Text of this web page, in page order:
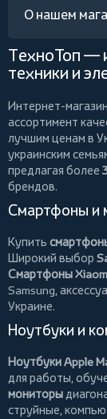
О нашем
ТехноТоп —
техники и
Интернет-магазин
ассортимент
лучшим ценам в
украинским
предлагая более
брендов.
Смартфоны и
Купить
Широкий выбор
Смартфоны
Samsung,
Украине.
Ноутбуки и
Ноутбуки Apple
для работы,
мониторы
струйные,